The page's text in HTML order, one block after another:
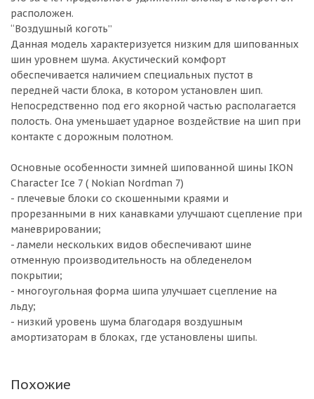
расположен.
“Воздушный коготь”
Данная модель характеризуется низким для шипованных
шин уровнем шума. Акустический комфорт
обеспечивается наличием специальных пустот в
передней части блока, в котором установлен шип.
Непосредственно под его якорной частью располагается
полость. Она уменьшает ударное воздействие на шип при
контакте с дорожным полотном.
Основные особенности зимней шипованной шины IKON
Character Ice 7 ( Nokian Nordman 7)
- плечевые блоки со скошенными краями и
прорезанными в них канавками улучшают сцепление при
маневрировании;
- ламели нескольких видов обеспечивают шине
отменную производительность на обледенелом
покрытии;
- многоугольная форма шипа улучшает сцепление на
льду;
- низкий уровень шума благодаря воздушным
амортизаторам в блоках, где установлены шипы.
Похожие